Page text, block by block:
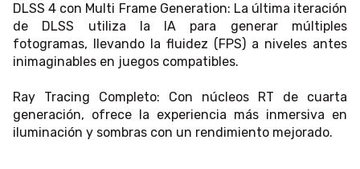
DLSS 4 con Multi Frame Generation: La última iteración
de DLSS utiliza la IA para generar múltiples
fotogramas, llevando la fluidez (FPS) a niveles antes
inimaginables en juegos compatibles.
Ray Tracing Completo: Con núcleos RT de cuarta
generación, ofrece la experiencia más inmersiva en
iluminación y sombras con un rendimiento mejorado.